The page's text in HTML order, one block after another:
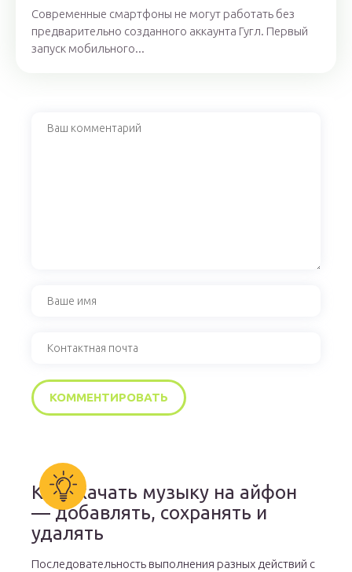
Современные смартфоны не могут работать без
предварительно созданного аккаунта Гугл. Первый
запуск мобильного...
Как скачать музыку на айфон
— добавлять, сохранять и
удалять
Последовательность выполнения разных действий с